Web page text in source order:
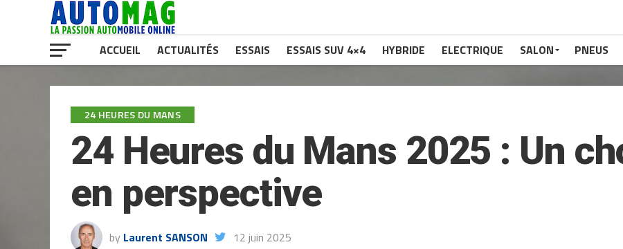
ACCUEIL ACTUALITÉS ESSAIS ESSAIS SUV 4×4 HYBRIDE ELECTRIQUE SALON PNEUS
24 HEURES DU MANS
24 Heures du Mans 2025 : Un
en perspective
by Laurent SANSON 12 juin 2025